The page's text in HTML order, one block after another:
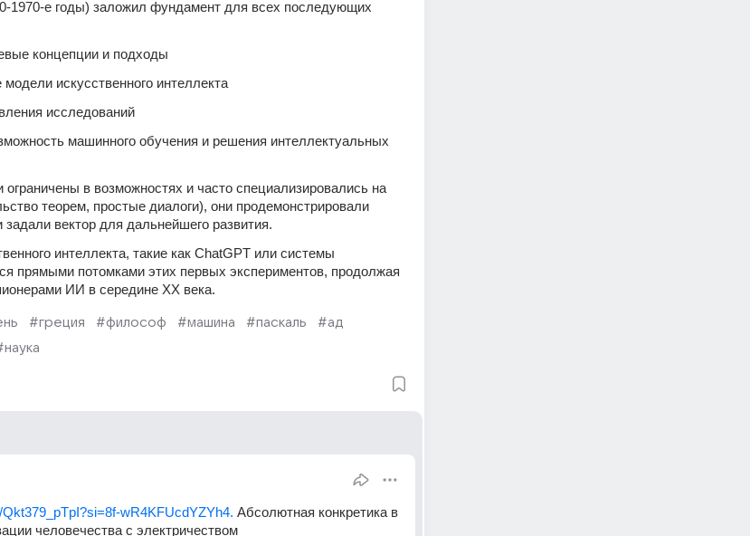
1970-е годы) заложил фундамент для всех последующих
концепции и подходы
искусственного интеллекта
исследований
машинного обучения и решения интеллектуальных
в возможностях и часто специализировались на
теорем, простые диалоги), они продемонстрировали
задали вектор для дальнейшего развития.
интеллекта, такие как ChatGPT или системы
прямыми потомками этих первых экспериментов, продолжая
ИИ в середине XX века.
#греция #философ #машина #паскаль
#ад
wR4KFUcdYZYh4. Абсолютная конкретика в
человечества с электричеством